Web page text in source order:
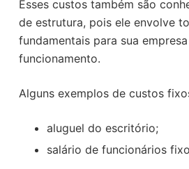
Esses custos também são
de estrutura, pois ele envolve
fundamentais para sua
funcionamento.
Alguns exemplos de custos
aluguel do escritório;
salário de funcionários